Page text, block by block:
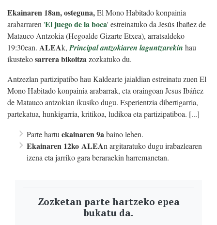
Ekainaren 18an, osteguna,El Mono Habitado konpainia
arabarraren 'El juego de la boca' estreinatuko da Jesús Ibañez de
Matauco Antzokia (Hegoalde Gizarte Etxea), arratsaldeko
19:30ean. ALEAk, Principal antzokiaren laguntzarekin hau
ikustekosarrera bikoitzazozkatuko du.
Antzezlan partizipatibo hau Kaldearte jaialdian estreinatu zuen El
Mono Habitado konpainia arabarrak, eta oraingoan Jesus Ibáñez
de Matauco antzokian ikusiko dugu. Esperientzia dibertigarria,
partekatua, hunkigarria, kritikoa, ludikoa eta partizipatiboa. [...]
Parte hartu ekainaren 9abaino lehen.
Ekainaren 12ko ALEAn argitaratuko dugu irabazlearen
izena eta jarriko gara beraraekin harremanetan.
Zozketan parte hartzeko epea
bukatu da.